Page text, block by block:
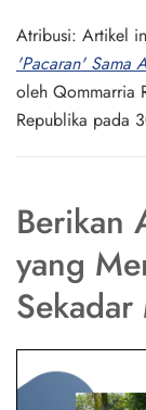
Atribusi: Artikel
'Pacaran' Sama
oleh Qommarria
Republika pada
Berikan
yang